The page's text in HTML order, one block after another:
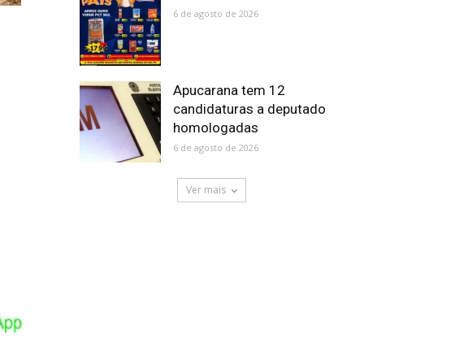
6 de agosto de 2026
Apucarana tem 12
candidaturas a deputado
homologadas
6 de agosto de 2026
Ver mais